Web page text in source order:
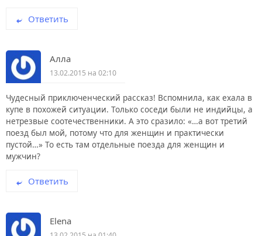
Ответить
Алла
13.02.2015 на 02:10
Чудесный приключенческий рассказ! Вспомнила, как ехала в
купе в похожей ситуации. Только соседи были не индийцы, а
нетрезвые соотечественники. А это сразило: «…а вот третий
поезд был мой, потому что для женщин и практически
пустой…» То есть там отдельные поезда для женщин и
мужчин?
Ответить
Elena